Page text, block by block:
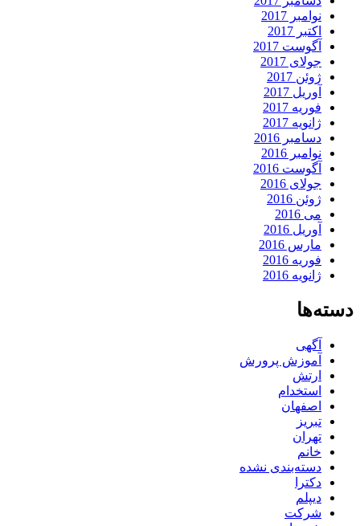
نوامبر 2017
اکتبر 2017
آگوست 2017
جولای 2017
ژوئن 2017
آوریل 2017
فوریه 2017
ژانویه 2017
دسامبر 2016
نوامبر 2016
آگوست 2016
جولای 2016
ژوئن 2016
می 2016
آوریل 2016
مارس 2016
فوریه 2016
ژانویه 2016
دسته‌ها
آگهی
آموزش پرورش
ارتش
استخدام
اصفهان
تبریز
تهران
خانم
دسته‌بندی نشده
دکترا
دیپلم
شرکت